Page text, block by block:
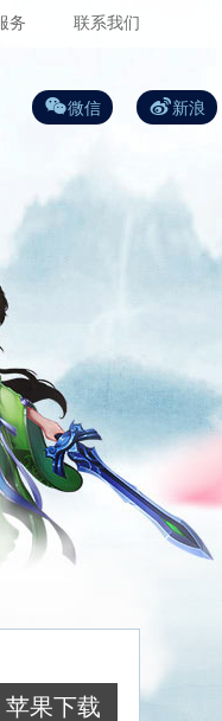
联系我们
务
新浪
微信
苹果下载